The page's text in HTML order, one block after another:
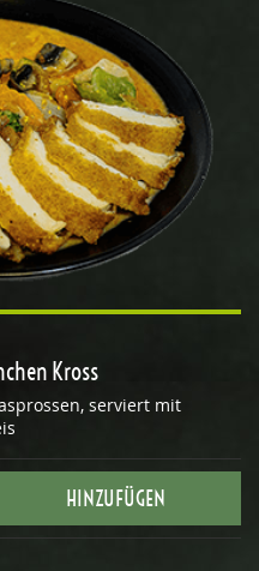
Kross
serviert mit
HINZUFÜGEN